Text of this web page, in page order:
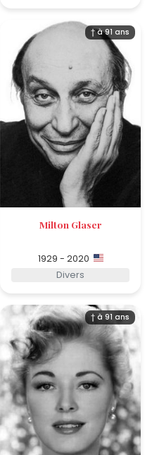
† à 91 ans
Milton Glaser
1929 - 2020
Divers
† à 91 ans